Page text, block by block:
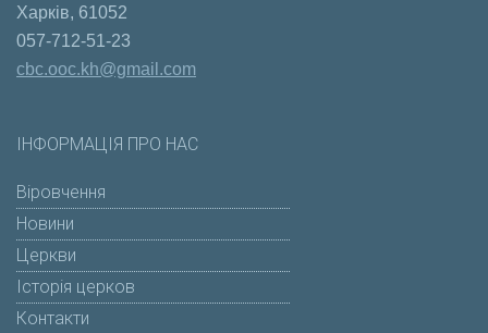
Харків, 61052
057-712-51-23
cbc.ooc.kh@gmail.com
ІНФОРМАЦІЯ ПРО НАС
Віровчення
Новини
Церкви
Історія церков
Контакти